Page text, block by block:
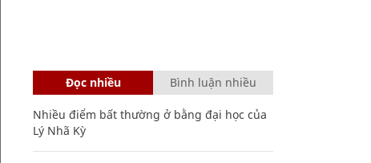
Đọc nhiều Bình luận nhiều
Nhiều điểm bất thường ở bằng đại học của
Lý Nhã Kỳ